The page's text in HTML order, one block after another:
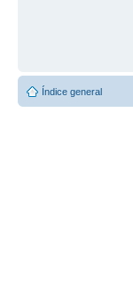
Índice general